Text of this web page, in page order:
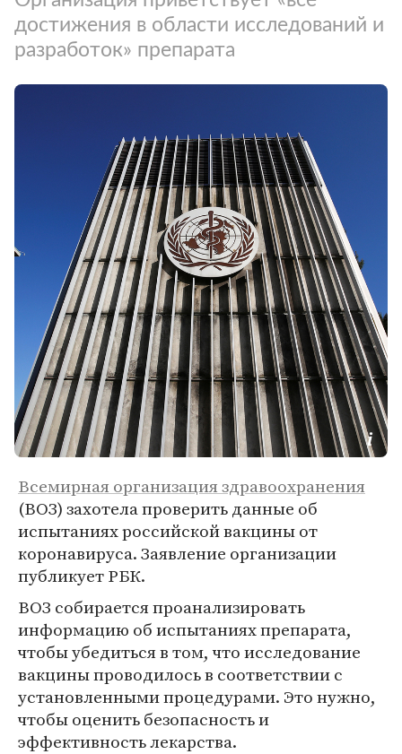
достижения в области исследований и
разработок» препарата
Всемирная организация здравоохранения
(ВОЗ) захотела проверить данные об
испытаниях российской вакцины от
коронавируса. Заявление организации
публикует РБК.
ВОЗ собирается проанализировать
информацию об испытаниях препарата,
чтобы убедиться в том, что исследование
вакцины проводилось в соответствии с
установленными процедурами. Это нужно,
чтобы оценить безопасность и
эффективность лекарства.